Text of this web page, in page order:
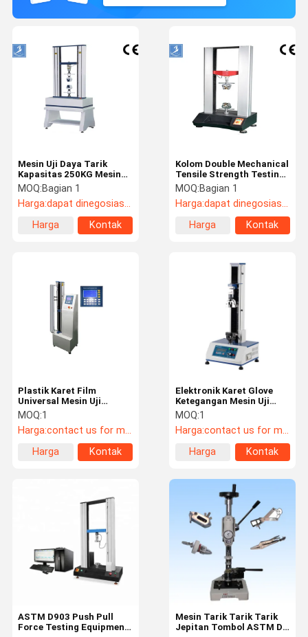
Tentang
Kolom Double Mechanical
Tensile Strength Testing
Machine AC220V Dengan
Screw Precise Ball yang
Baik
MOQ:Bagian 1
Harga:dapat dinegosiasikan
Harga
Kontak
Mesin Uji Daya Tarik
Kapasitas 250KG Mesin
Penguji Tarik Kabel
Listrik AC
MOQ:Bagian 1
Harga:dapat dinegosiasikan
Harga
Kontak
Elektronik Karet Glove
Ketegangan Mesin Uji
Tarik Dengan Angkatan
Dan Tampilan
Pemanjangan
MOQ:1
Harga:contact us for more information
Harga
Kontak
Plastik Karet Film
Universal Mesin Uji
Kekuatan Tarik Dengan
Listrik
MOQ:1
Harga:contact us for more information
Harga
Kontak
Mesin Tarik Tarik Tarik
Jepitan Tombol ASTM D
ASTM D903 Push Pull
Force Testing Equipment